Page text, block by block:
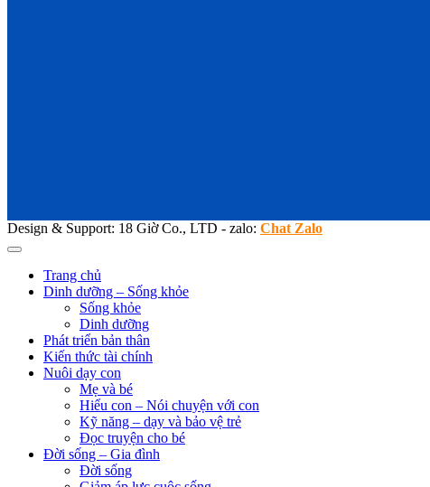
Design & Support: 18 Giờ Co., LTD - zalo: Chat Zalo
Trang chủ
Dinh dưỡng – Sống khỏe
Sống khỏe
Dinh dưỡng
Phát triển bản thân
Kiến thức tài chính
Nuôi dạy con
Mẹ và bé
Hiểu con – Nói chuyện với con
Kỹ năng – dạy và bảo vệ trẻ
Đọc truyện cho bé
Đời sống – Gia đình
Đời sống